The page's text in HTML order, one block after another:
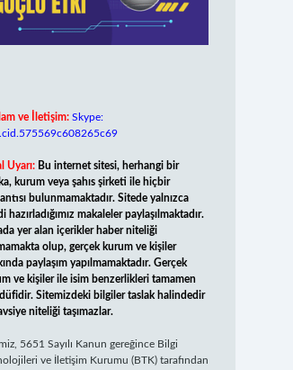
ve İletişim: Skype:
Uyarı: Bu internet sitesi, herhangi bir
kurum veya şahıs şirketi ile hiçbir
bulunmamaktadır. Sitede yalnızca
hazırladığımız makaleler paylaşılmaktadır.
yer alan içerikler haber niteliği
olup, gerçek kurum ve kişiler
paylaşım yapılmamaktadır. Gerçek
ve kişiler ile isim benzerlikleri tamamen
Sitemizdeki bilgiler taslak halindedir
niteliği taşımazlar.
5651 Sayılı Kanun gereğince Bilgi
ve İletişim Kurumu (BTK) tarafından